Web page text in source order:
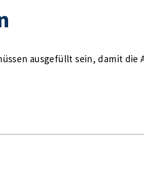
ausgefüllt sein, damit die